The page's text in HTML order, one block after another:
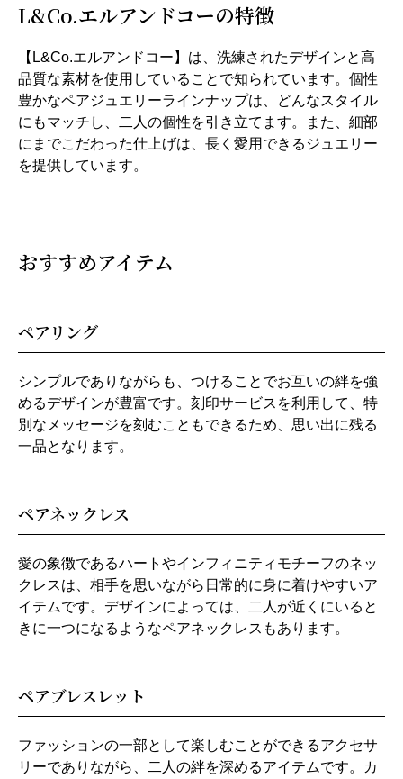
L&Co.エルアンドコーの特徴
【L&Co.エルアンドコー】は、洗練されたデザインと高
品質な素材を使用していることで知られています。個性
豊かなペアジュエリーラインナップは、どんなスタイル
にもマッチし、二人の個性を引き立てます。また、細部
にまでこだわった仕上げは、長く愛用できるジュエリー
を提供しています。
おすすめアイテム
ペアリング
シンプルでありながらも、つけることでお互いの絆を強
めるデザインが豊富です。刻印サービスを利用して、特
別なメッセージを刻むこともできるため、思い出に残る
一品となります。
ペアネックレス
愛の象徴であるハートやインフィニティモチーフのネッ
クレスは、相手を思いながら日常的に身に着けやすいア
イテムです。デザインによっては、二人が近くにいると
きに一つになるようなペアネックレスもあります。
ペアブレスレット
ファッションの一部として楽しむことができるアクセサ
リーでありながら、二人の絆を深めるアイテムです。カ